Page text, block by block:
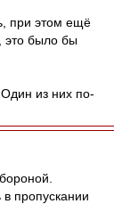
при этом ещё
это было бы
из них по-
в пропускании